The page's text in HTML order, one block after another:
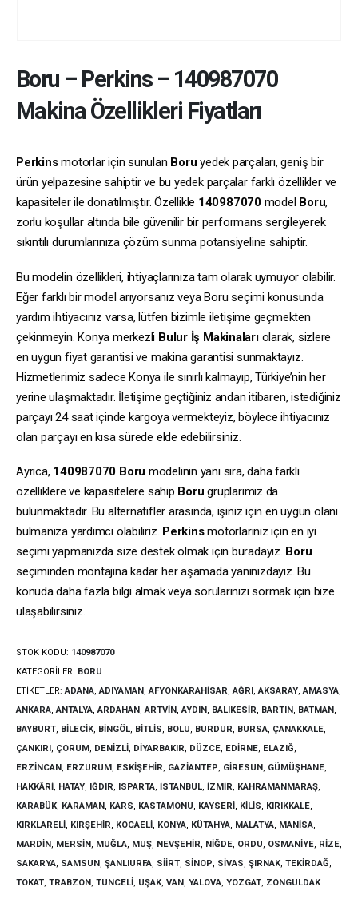
Boru – Perkins– 140987070
Makina Özellikleri Fiyatları
Perkinsmotorlar için sunulan Boru yedek parçaları, geniş bir
ürün yelpazesine sahiptir ve bu yedek parçalar farklı özellikler ve
kapasiteler ile donatılmıştır. Özellikle 140987070model Boru,
zorlu koşullar altında bile güvenilir bir performans sergileyerek
sıkıntılı durumlarınıza çözüm sunma potansiyeline sahiptir.
Bu modelin özellikleri, ihtiyaçlarınıza tam olarak uymuyor olabilir.
Eğer farklı bir model arıyorsanız veya Boru seçimi konusunda
yardım ihtiyacınız varsa, lütfen bizimle iletişime geçmekten
çekinmeyin. Konya merkezli Bulur İş Makinalarıolarak, sizlere
en uygun fiyat garantisi ve makina garantisi sunmaktayız.
Hizmetlerimiz sadece Konya ile sınırlı kalmayıp, Türkiye’nin her
yerine ulaşmaktadır. İletişime geçtiğiniz andan itibaren, istediğiniz
parçayı 24 saat içinde kargoya vermekteyiz, böylece ihtiyacınız
olan parçayı en kısa sürede elde edebilirsiniz.
Ayrıca, 140987070 Boru modelinin yanı sıra, daha farklı
özelliklere ve kapasitelere sahip Boru gruplarımız da
bulunmaktadır. Bu alternatifler arasında, işiniz için en uygun olanı
bulmanıza yardımcı olabiliriz. Perkinsmotorlarınız için en iyi
seçimi yapmanızda size destek olmak için buradayız. Boru
seçiminden montajına kadar her aşamada yanınızdayız. Bu
konuda daha fazla bilgi almak veya sorularınızı sormak için bize
ulaşabilirsiniz.
STOK KODU: 140987070
KATEGORILER: BORU
ETIKETLER:ADANA,ADIYAMAN,AFYONKARAHISAR,AĞRI,AKSARAY,AMASYA,
ANKARA,ANTALYA,ARDAHAN,ARTVIN,AYDIN, BALIKESIR, BARTIN, BATMAN,
BAYBURT, BILECIK, BINGÖL, BITLIS, BOLU, BURDUR, BURSA, ÇANAKKALE,
ÇANKIRI, ÇORUM, DENIZLI, DIYARBAKIR, DÜZCE, EDIRNE, ELAZIĞ,
ERZINCAN, ERZURUM, ESKIŞEHIR, GAZIANTEP, GIRESUN, GÜMÜŞHANE,
HAKKÂRI, HATAY, IĞDIR, ISPARTA, İSTANBUL, İZMIR, KAHRAMANMARAŞ,
KARABÜK, KARAMAN, KARS, KASTAMONU, KAYSERI, KILIS, KIRIKKALE,
KIRKLARELI, KIRŞEHIR, KOCAELI, KONYA, KÜTAHYA, MALATYA, MANISA,
MARDIN, MERSIN, MUĞLA, MUŞ, NEVŞEHIR, NIĞDE, ORDU, OSMANIYE, RIZE,
SAKARYA, SAMSUN, ŞANLIURFA, SIIRT, SINOP, SIVAS, ŞIRNAK, TEKIRDAĞ,
TOKAT, TRABZON, TUNCELI, UŞAK, VAN, YALOVA, YOZGAT, ZONGULDAK